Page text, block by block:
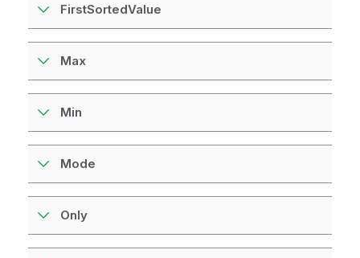
FirstSortedValue
Max
Min
Mode
Only